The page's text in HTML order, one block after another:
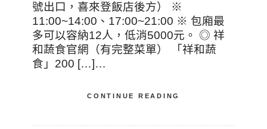
號出口，喜來登飯店後方） ※
11:00~14:00、17:00~21:00 ※ 包廂最
多可以容納12人，低消5000元。 ◎ 祥
和蔬食官網（有完整菜單） 「祥和蔬
食」200 […]…
CONTINUE READING